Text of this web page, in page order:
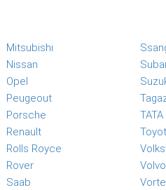
Mitsubishi
Nissan
Opel
Peugeout
Porsche
Renault
Rolls Royce
Rover
Saab
TATA
Volvo